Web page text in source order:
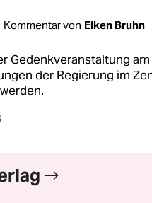
Kommentar von Eiken Bruhn
Gedenkveranstaltung
der Regierung im